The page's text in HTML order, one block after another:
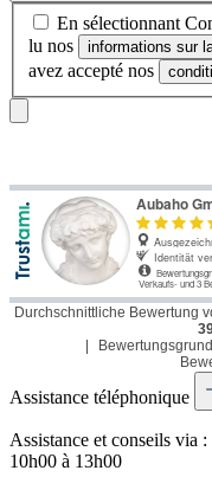
En sélectionnant
lu nos
informations sur
avez accepté nos
Durchschnittliche Bewertung
Assistance téléphonique
Assistance et conseils via :
10h00 à 13h00